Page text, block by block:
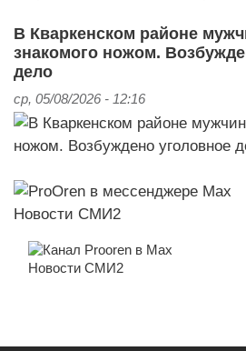
В Кваркенском районе
знакомого ножом.
дело
ср, 05/08/2026 - 12:16
Новости СМИ2
Новости СМИ2